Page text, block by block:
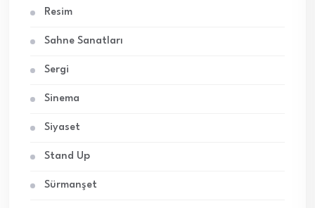
Resim
Sahne Sanatları
Sergi
Sinema
Siyaset
Stand Up
Sürmanşet